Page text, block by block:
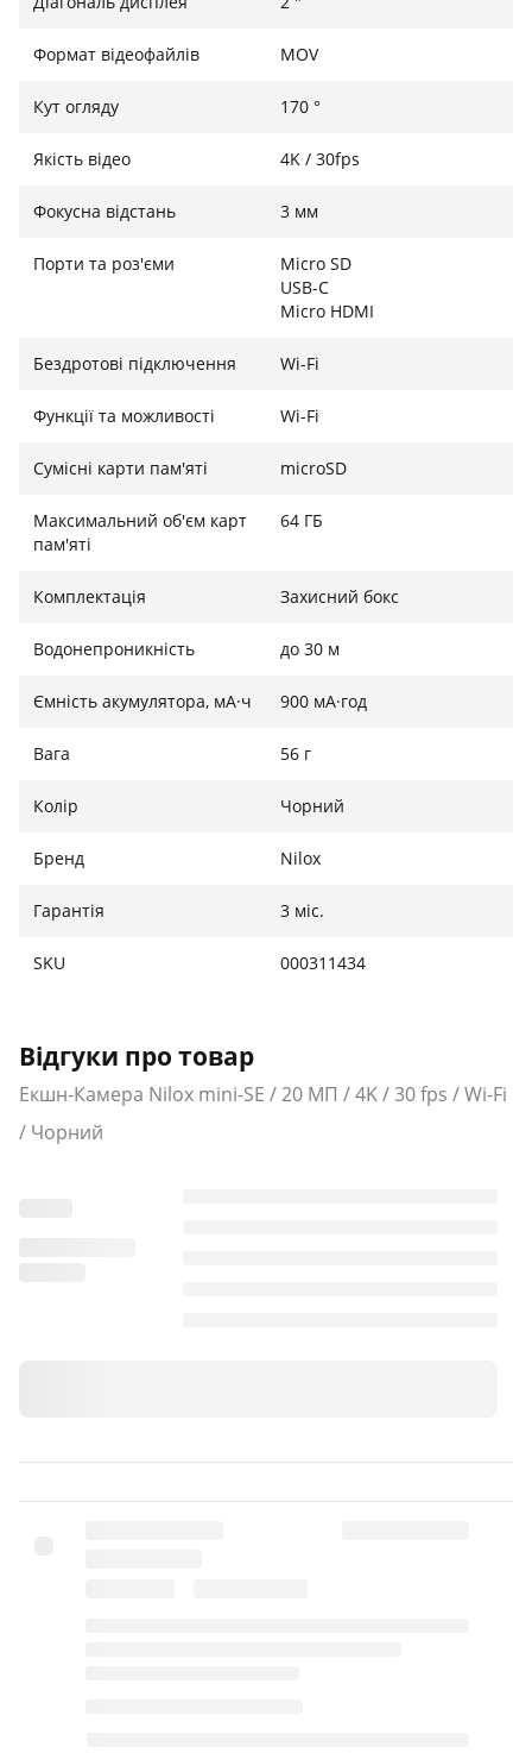
керувати зйомкою з вашого смартфона через
передавайте файли миттєво та діліться своїми
події — жодних затримок чи зайвих дротів.
Комплект, готовий до зйомки
Nilox mini-SE постачається з набором кріплень, які
дозволяють закріпити камеру на велосипеді, шоломі
або навіть автомобілі. Це робить її універсальним
використання. Ви отримуєте все необхідне, щоб
знімати одразу з коробки.
Формат відеофайлів MOV
Кут огляду 170 °
Якість відео 4K / 30fps
Фокусна відстань 3 мм
Порти та роз'єми
Micro SD
USB-C
Micro HDMI
Бездротові підключення Wi-Fi
Функції та можливості Wi-Fi
Сумісні карти пам'яті microSD
Максимальний об'єм карт
пам'яті
64 ГБ
Комплектація Захисний бокс
Водонепроникність до 30 м
Ємність акумулятора, мА·ч 900 мА·год
Вага 56 г
Колір Чорний
Бренд Nilox
Гарантія 3 міс.
SKU 000311434
Відгуки про товар
Екшн-Камера Nilox mini-SE / 20 МП / 4K / 30 fps / Wi-Fi
/ Чорний